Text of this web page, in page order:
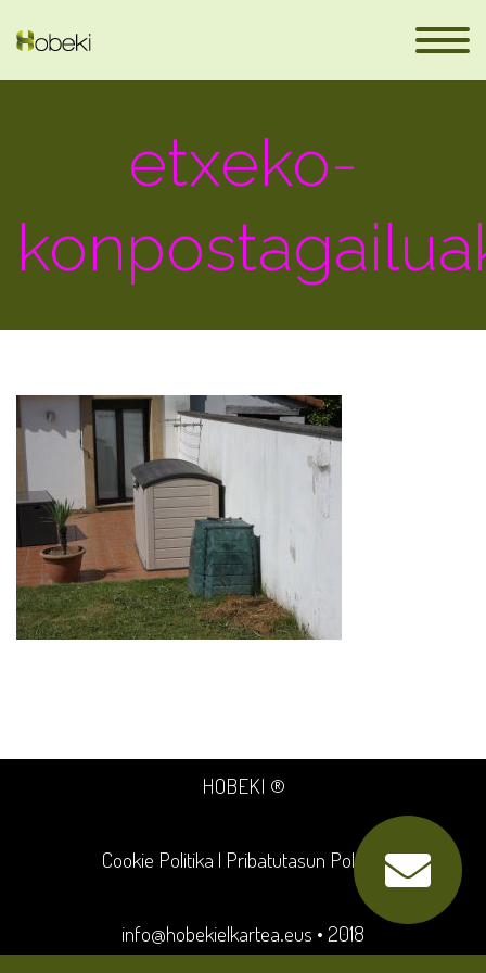
en
etxeko-
HOBEKI ®
Cookie Politika | Pribatutasun Politika
info@hobekielkartea.eus • 2018